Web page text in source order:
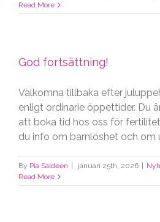
Read More
God fortsättning!
Välkomna tillbaka efter
enligt ordinarie öppettider. Du
att boka tid hos oss för
du info om barnlöshet och om
By Pia Saldeen januari 25th, 2026
Read More